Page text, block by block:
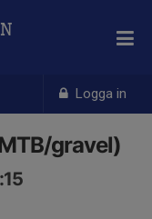
Logga in
gravel)